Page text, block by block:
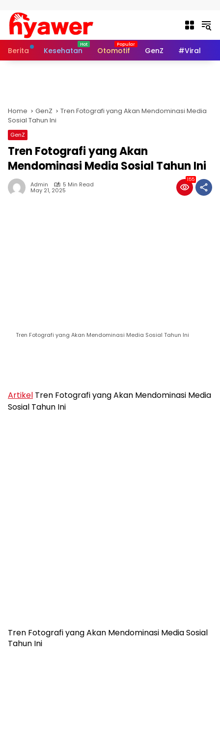
Berita Kesehatan Otomotif GenZ #Viral
Home GenZ
Tren Fotografi yang Akan Mendominasi Media
Sosial Tahun Ini
GenZ
Tren Fotografi yang Akan
Mendominasi Media Sosial Tahun Ini
Admin 5 Min Read
May 21, 2025
155
Tren Fotografi yang Akan Mendominasi Media Sosial Tahun Ini
Artikel Tren Fotografi yang Akan Mendominasi Media
Sosial Tahun Ini
Tren Fotografi yang Akan Mendominasi Media Sosial
Tahun Ini